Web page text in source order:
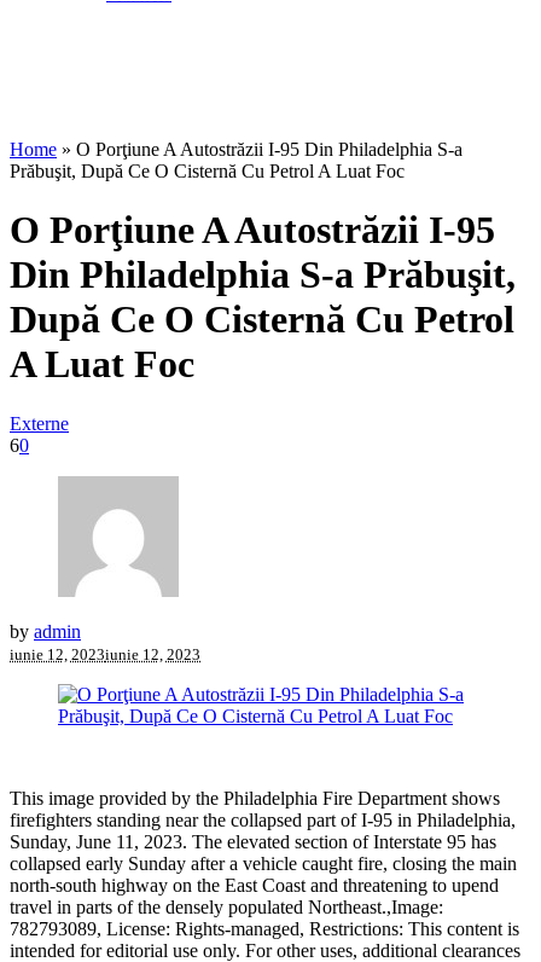
Home » O Porţiune A Autostrăzii I-95 Din Philadelphia S-a
Prăbuşit, După Ce O Cisternă Cu Petrol A Luat Foc
O Porţiune A Autostrăzii I-95
Din Philadelphia S-a Prăbuşit,
După Ce O Cisternă Cu Petrol
A Luat Foc
Externe
60
by admin
iunie 12, 2023iunie 12, 2023
This image provided by the Philadelphia Fire Department shows
firefighters standing near the collapsed part of I-95 in Philadelphia,
Sunday, June 11, 2023. The elevated section of Interstate 95 has
collapsed early Sunday after a vehicle caught fire, closing the main
north-south highway on the East Coast and threatening to upend
travel in parts of the densely populated Northeast.,Image:
782793089, License: Rights-managed, Restrictions: This content is
intended for editorial use only. For other uses, additional clearances